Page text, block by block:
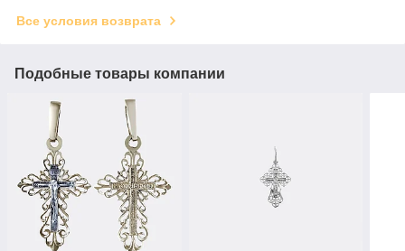
Все условия возврата
Подобные товары компании